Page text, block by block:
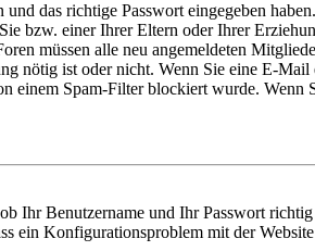
das richtige Passwort eingegeben
bzw. einer Ihrer Eltern oder Ihrer
müssen alle neu angemeldeten
nötig ist oder nicht. Wenn Sie eine E-
einem Spam-Filter blockiert wurde.
Ihr Benutzername und Ihr Passwort
ein Konfigurationsproblem mit der